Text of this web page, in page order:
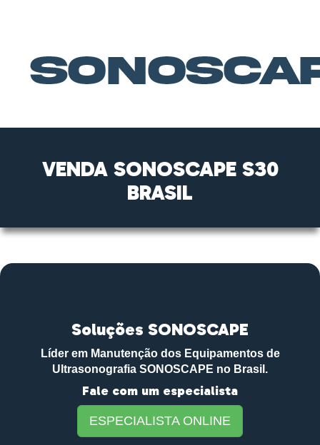
VENDA SONOSCAPE S30
BRASIL
Soluções SONOSCAPE
Líder em Manutenção dos Equipamentos de
Ultrasonografia SONOSCAPE no Brasil.
Fale com um especialista
ESPECIALISTA ONLINE